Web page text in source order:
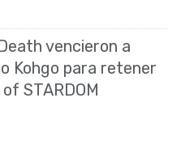
vencieron a
Kohgo para retener
STARDOM